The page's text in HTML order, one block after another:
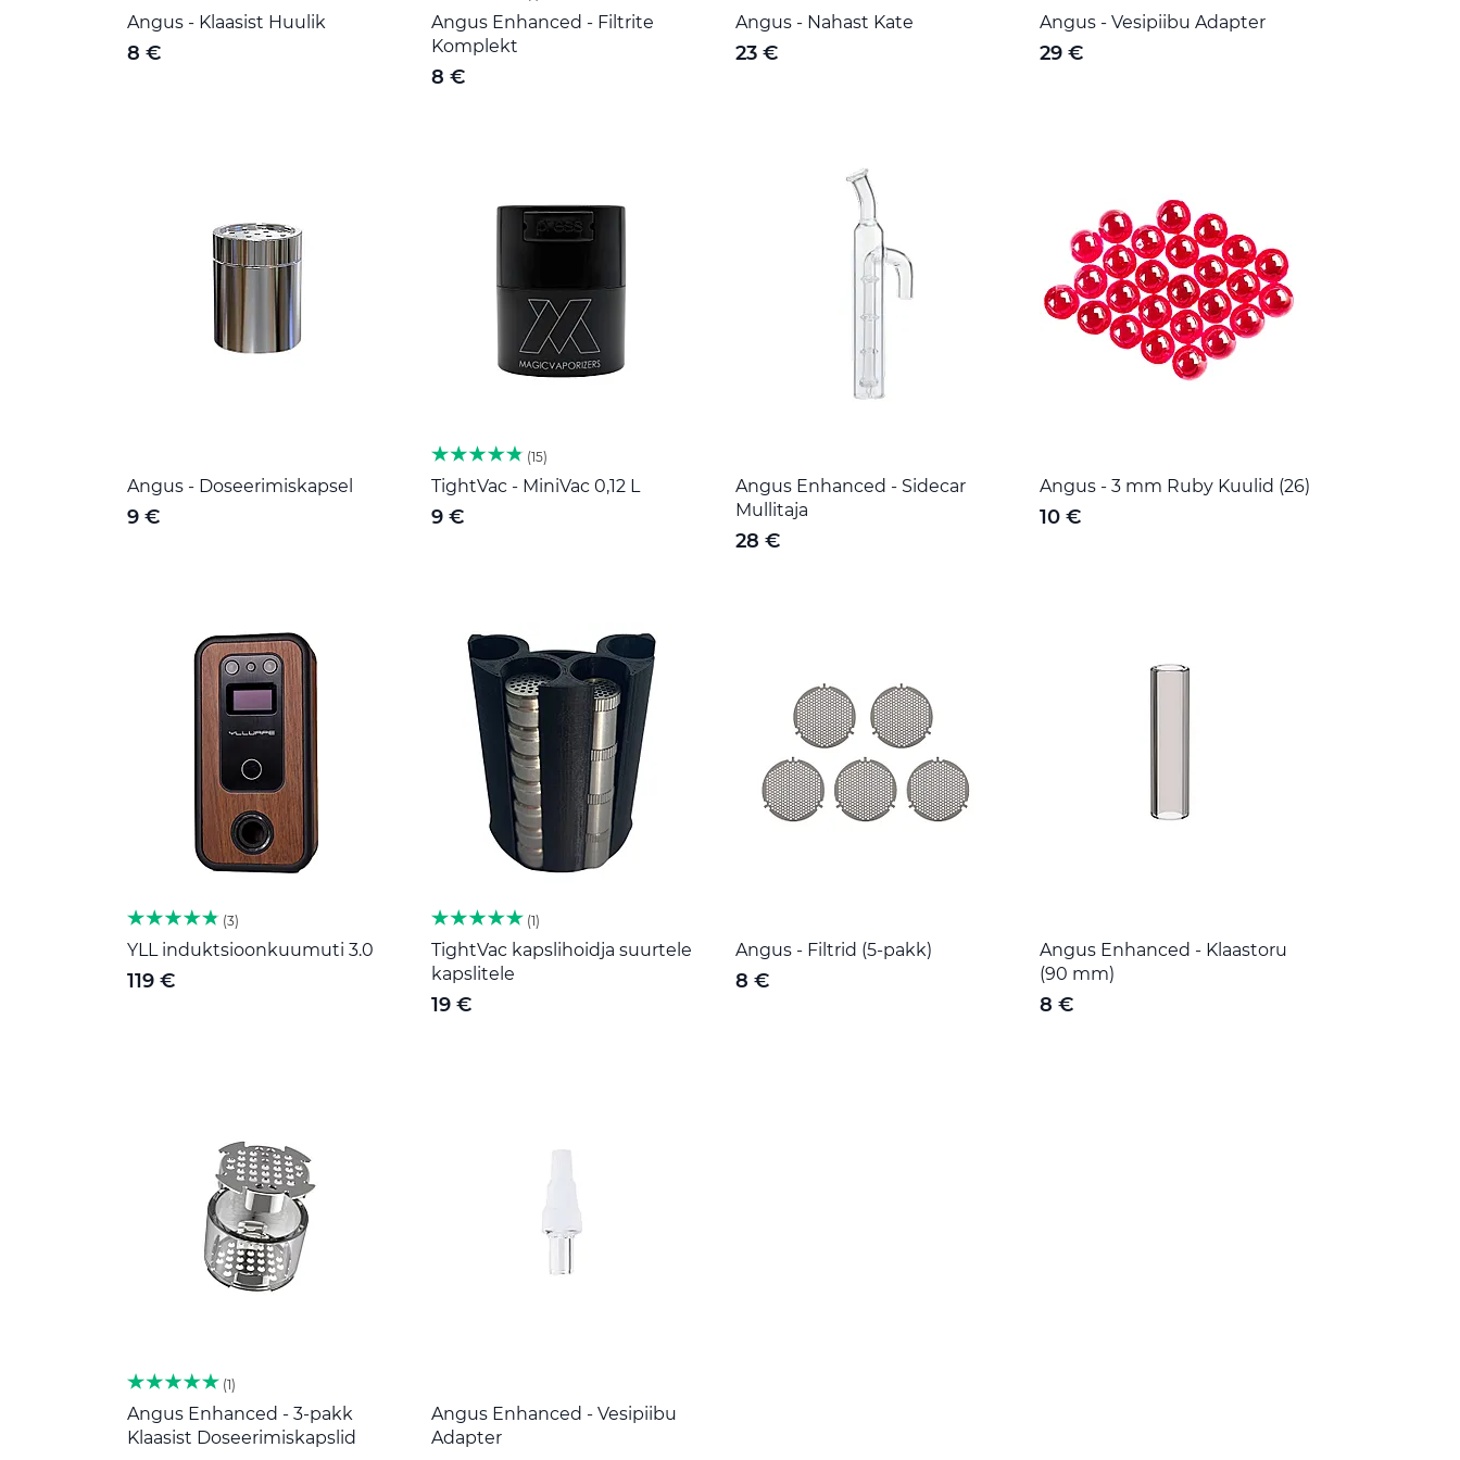
Angus - Klaasist Huulik
8 €
Angus Enhanced - Filtrite
Komplekt
8 €
Angus - Nahast Kate
23 €
Angus - Vesipiibu Adapter
29 €
Angus - Doseerimiskapsel
9 €
15
TightVac - MiniVac 0,12 L
9 €
Angus Enhanced - Sidecar
Mullitaja
28 €
Angus - 3 mm Ruby Kuulid (26)
10 €
3
YLL induktsioonkuumuti 3.0
119 €
1
TightVac kapslihoidja suurtele
kapslitele
19 €
Angus - Filtrid (5-pakk)
8 €
Angus Enhanced - Klaastoru
(90 mm)
8 €
1
Angus Enhanced - 3-pakk
Klaasist Doseerimiskapslid
Angus Enhanced - Vesipiibu
Adapter